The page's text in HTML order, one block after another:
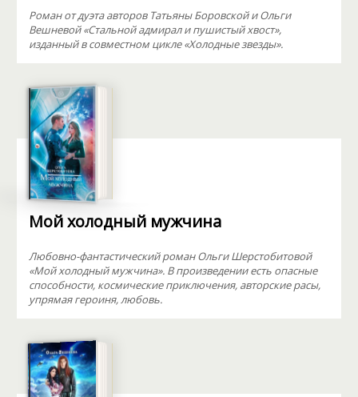
Роман от дуэта авторов Татьяны Боровской и Ольги
Вешневой «Стальной адмирал и пушистый хвост»,
изданный в совместном цикле «Холодные звезды».
Мой холодный мужчина
Любовно-фантастический роман Ольги Шерстобитовой
«Мой холодный мужчина». В произведении есть опасные
способности, космические приключения, авторские расы,
упрямая героиня, любовь.